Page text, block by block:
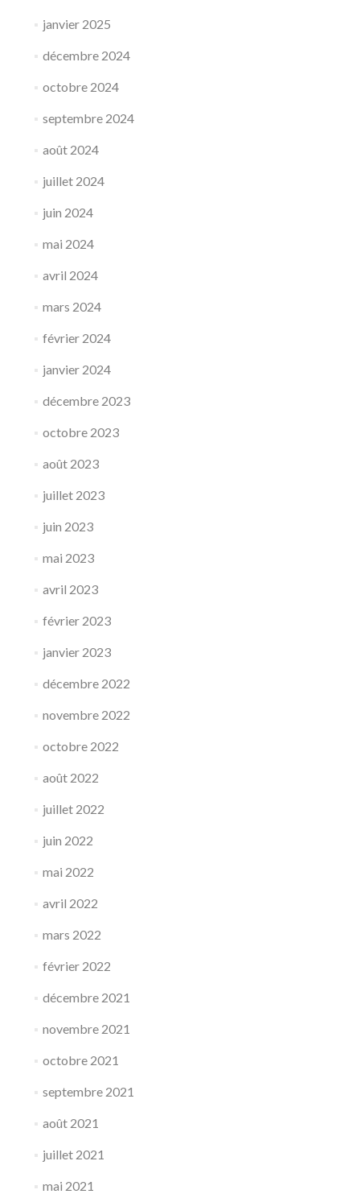
janvier 2025
décembre 2024
octobre 2024
septembre 2024
août 2024
juillet 2024
juin 2024
mai 2024
avril 2024
mars 2024
février 2024
janvier 2024
décembre 2023
octobre 2023
août 2023
juillet 2023
juin 2023
mai 2023
avril 2023
février 2023
janvier 2023
décembre 2022
novembre 2022
octobre 2022
août 2022
juillet 2022
juin 2022
mai 2022
avril 2022
mars 2022
février 2022
décembre 2021
novembre 2021
octobre 2021
septembre 2021
août 2021
juillet 2021
mai 2021